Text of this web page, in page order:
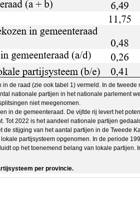
de raad (zie ook tabel 1) vermeld. In de
nationale partijen in het nationale parlement
niet meegenomen.
in de gemeenteraad. De vijfde rij levert het
Tot 2022 is het aandeel nationale partijen
stijging van het aantal partijen in de Tweede
partijsysteem opgenomen. In de periode
op het toenemend belang van lokale
per provincie.